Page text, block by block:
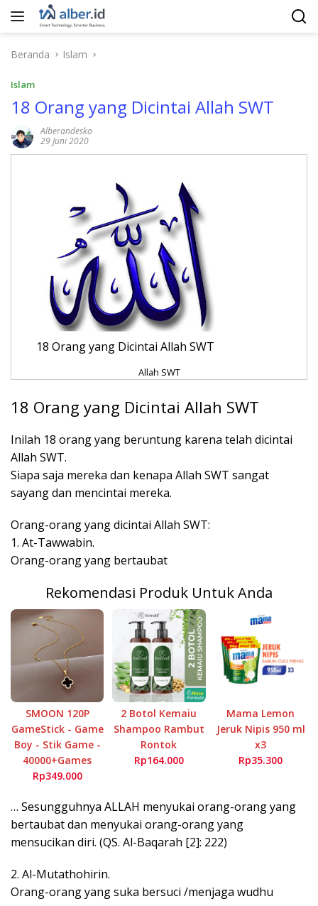
Langsung
Beranda
Islam
Islam
18 Orang yang Dicintai Allah SWT
Alberandesko
29 Juni 2020
18 Orang yang Dicintai Allah SWT
Allah SWT
18 Orang yang Dicintai Allah SWT
Inilah 18 orang yang beruntung karena telah dicintai
Allah SWT.
Siapa saja mereka dan kenapa Allah SWT sangat
sayang dan mencintai mereka.
Orang-orang yang dicintai Allah SWT:
1. At-Tawwabin.
Orang-orang yang bertaubat
Rekomendasi Produk Untuk Anda
SMOON 120P
GameStick - Game
Boy - Stik Game -
40000+Games
Rp349.000
2 Botol Kemaiu
Shampoo Rambut
Rontok
Rp164.000
Mama Lemon
Jeruk Nipis 950 ml
x3
Rp35.300
… Sesungguhnya ALLAH menyukai orang-orang yang
bertaubat dan menyukai orang-orang yang
mensucikan diri. (QS. Al-Baqarah [2]: 222)
2. Al-Mutathohirin.
Orang-orang yang suka bersuci /menjaga wudhu